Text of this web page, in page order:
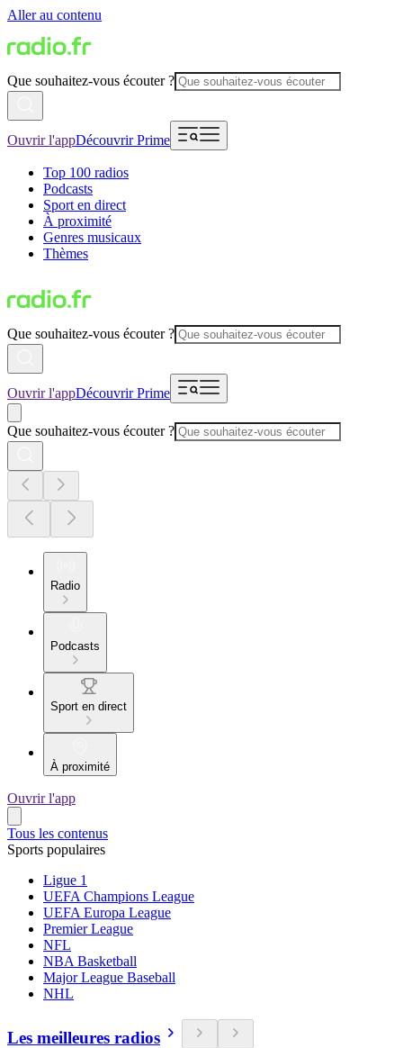
Aller au contenu
Que souhaitez-vous écouter ?
Ouvrir l'appDécouvrir Prime
Top 100 radios
Podcasts
Sport en direct
À proximité
Genres musicaux
Thèmes
Que souhaitez-vous écouter ?
Ouvrir l'appDécouvrir Prime
Que souhaitez-vous écouter ?
Radio
Podcasts
Sport en direct
À proximité
Ouvrir l'app
Tous les contenus
Sports populaires
Ligue 1
UEFA Champions League
UEFA Europa League
Premier League
NFL
NBA Basketball
Major League Baseball
NHL
Les meilleures radios